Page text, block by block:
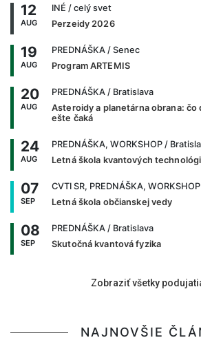
12
AUG
INÉ / celý svet
Perzeidy 2026
19
AUG
PREDNÁŠKA / Senec
Program ARTEMIS
20
AUG
PREDNÁŠKA / Bratislava
Asteroidy a planetárna obrana: čo
ešte čaká
24
AUG
PREDNÁŠKA, WORKSHOP /
Letná škola kvantových
07
SEP
CVTI SR, PREDNÁŠKA, WORKSHOP
Letná škola občianskej vedy
08
SEP
PREDNÁŠKA / Bratislava
Skutočná kvantová fyzika
Zobraziť všetky
NAJNOVŠIE